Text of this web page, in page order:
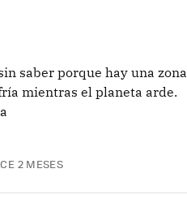
saber porque hay una zona
mientras el planeta arde.
2 MESES